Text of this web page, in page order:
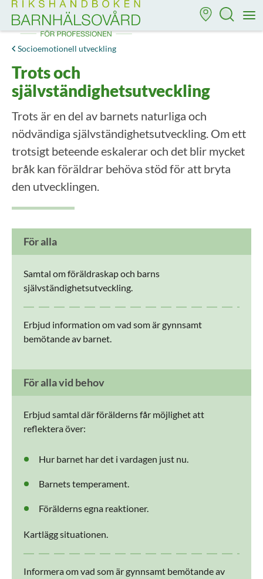
Till startsidan för Rikshandboken i barnhälsovård
Socioemotionell utveckling
Trots och
självständighetsutveckling
Trots är en del av barnets naturliga och
nödvändiga självständighetsutveckling. Om ett
trotsigt beteende eskalerar och det blir mycket
bråk kan föräldrar behöva stöd för att bryta
den utvecklingen.
För alla
Samtal om föräldraskap och barns
självständighetsutveckling.
Erbjud information om vad som är gynnsamt
bemötande av barnet.
För alla vid behov
Erbjud samtal där förälderns får möjlighet att
reflektera över:
Hur barnet har det i vardagen just nu.
Barnets temperament.
Förälderns egna reaktioner.
Kartlägg situationen.
Informera om vad som är gynnsamt bemötande av